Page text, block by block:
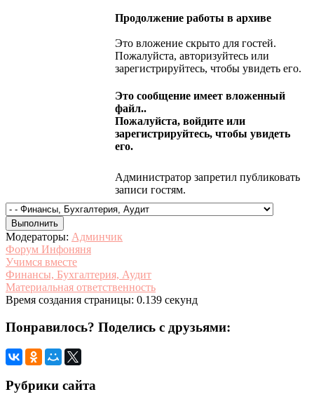
Продолжение работы в архиве
Это вложение скрыто для гостей.
Пожалуйста, авторизуйтесь или
зарегистрируйтесь, чтобы увидеть его.
Это сообщение имеет вложенный
файл..
Пожалуйста, войдите или
зарегистрируйтесь, чтобы увидеть
его.
Администратор запретил публиковать
записи гостям.
Модераторы: Админчик
Форум Инфоняня
Учимся вместе
Финансы, Бухгалтерия, Аудит
Материальная ответственность
Время создания страницы: 0.139 секунд
Понравилось? Поделись с друзьями:
Рубрики сайта